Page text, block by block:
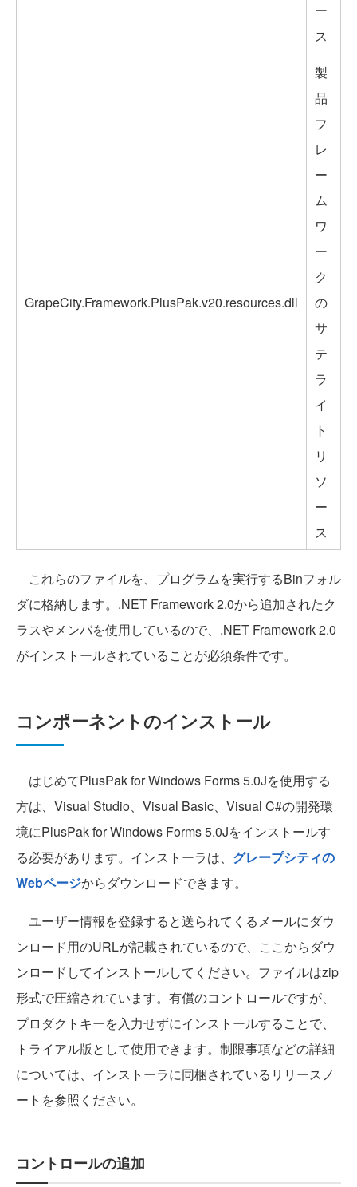
ー
ス
GrapeCity.Framework.PlusPak.v20.resources.dll
製
品
フ
レ
ー
ム
ワ
ー
ク
の
サ
テ
ラ
イ
ト
リ
ソ
ー
ス
これらのファイルを、プログラムを実行するBinフォル
ダに格納します。.NET Framework 2.0から追加されたク
ラスやメンバを使用しているので、.NET Framework 2.0
がインストールされていることが必須条件です。
コンポーネントのインストール
はじめてPlusPak for Windows Forms 5.0Jを使用する
方は、Visual Studio、Visual Basic、Visual C#の開発環
境にPlusPak for Windows Forms 5.0Jをインストールす
る必要があります。インストーラは、 グレープシティの
Webページからダウンロードできます。
ユーザー情報を登録すると送られてくるメールにダウ
ンロード用のURLが記載されているので、ここからダウ
ンロードしてインストールしてください。ファイルはzip
形式で圧縮されています。有償のコントロールですが、
プロダクトキーを入力せずにインストールすることで、
トライアル版として使用できます。制限事項などの詳細
については、インストーラに同梱されているリリースノ
ートを参照ください。
コントロールの追加